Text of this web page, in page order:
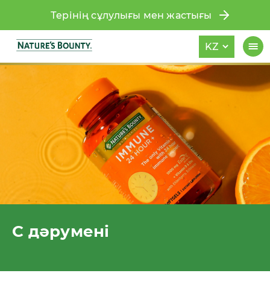
Терінің сұлулығы мен жастығы
KZ
С дәрумені